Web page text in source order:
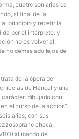
cuatro son arias da
al final de la
principio y repetir la
por el intérprete; y
no es volver al
no demasiado lejos del
de la ópera de
de Händel y una
carácter, dibujado con
el curso de la acción”.
arias, con sus
checa,
al mando del